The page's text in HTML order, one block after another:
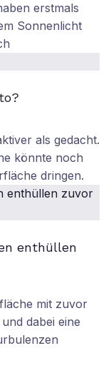
erstmals
Sonnenlicht
als gedacht.
könnte noch
dringen.
enthüllen
mit zuvor
dabei eine